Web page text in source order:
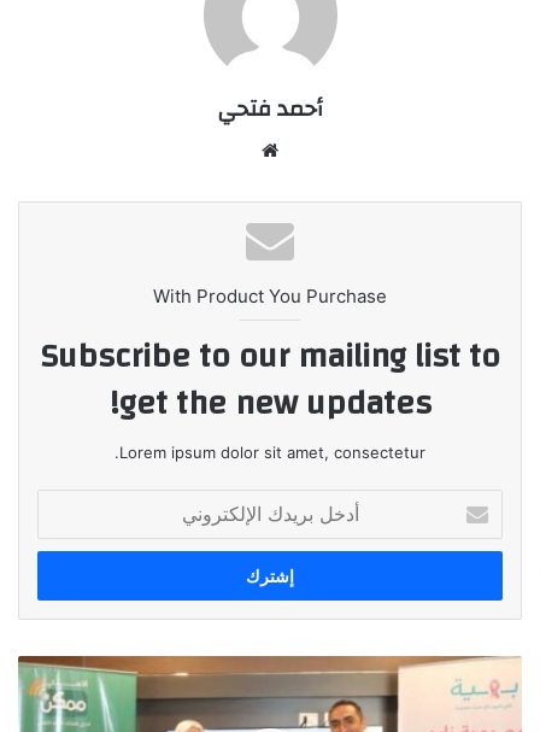
أحمد فتحي
With Product You Purchase
Subscribe to our mailing list to
get the new updates!
Lorem ipsum dolor sit amet, consectetur.
بريدك
الإلكتروني
«الأهلى
ممكن»